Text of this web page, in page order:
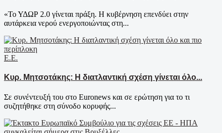
«Το ΥΔΩΡ 2.0 γίνεται πράξη. Η κυβέρνηση επενδύει στην
αυτάρκεια νερού ενεργοποιώντας στη...
Ε.Ε.
Κυρ. Μητσοτάκης: Η διατλαντική σχέση γίνεται όλο...
Σε συνέντευξή του στο Euronews και σε ερώτηση για το τι
συζητήθηκε στη σύνοδο κορυφής...